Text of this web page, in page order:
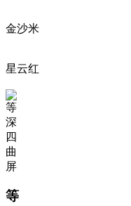
金沙米
星云红
等